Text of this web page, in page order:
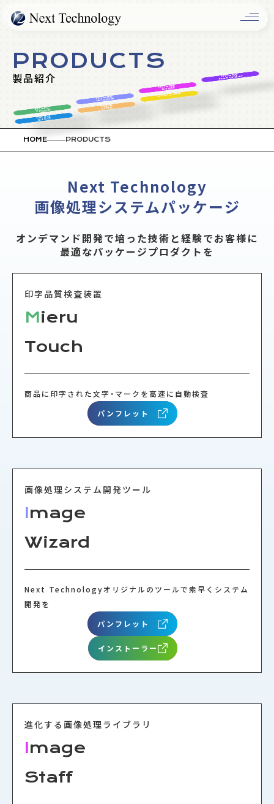
RECRUIT
PRODUCTS
製品紹介
Mieru
Touch
Image
Wizard
Image
Staff
Image
Recorder
Read
Staff
TRUE
LINE
VERiLiNK
HOME PRODUCTS
Next Technology
画像処理システムパッケージ
オンデマンド開発で培った技術と経験でお客様に
最適なパッケージプロダクトを
印字品質検査装置
Mieru
Touch
商品に印字された文字・マークを高速に自動検査
パンフレット
画像処理システム開発ツール
Image
Wizard
Next Technologyオリジナルのツールで素早くシステム
開発を
パンフレット
インストーラー
進化する画像処理ライブラリ
Image
Staff